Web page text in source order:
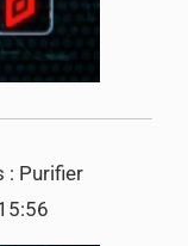
: Purifier